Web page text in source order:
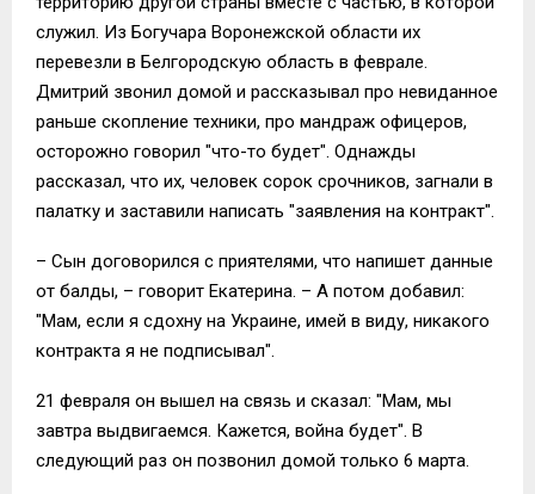
служил. Из Богучара Воронежской области их
перевезли в Белгородскую область в феврале.
Дмитрий звонил домой и рассказывал про невиданное
раньше скопление техники, про мандраж офицеров,
осторожно говорил "что-то будет". Однажды
рассказал, что их, человек сорок срочников, загнали в
палатку и заставили написать "заявления на контракт".
– Сын договорился с приятелями, что напишет данные
от балды, – говорит Екатерина. – А потом добавил:
"Мам, если я сдохну на Украине, имей в виду, никакого
контракта я не подписывал".
21 февраля он вышел на связь и сказал: "Мам, мы
завтра выдвигаемся. Кажется, война будет". В
следующий раз он позвонил домой только 6 марта.